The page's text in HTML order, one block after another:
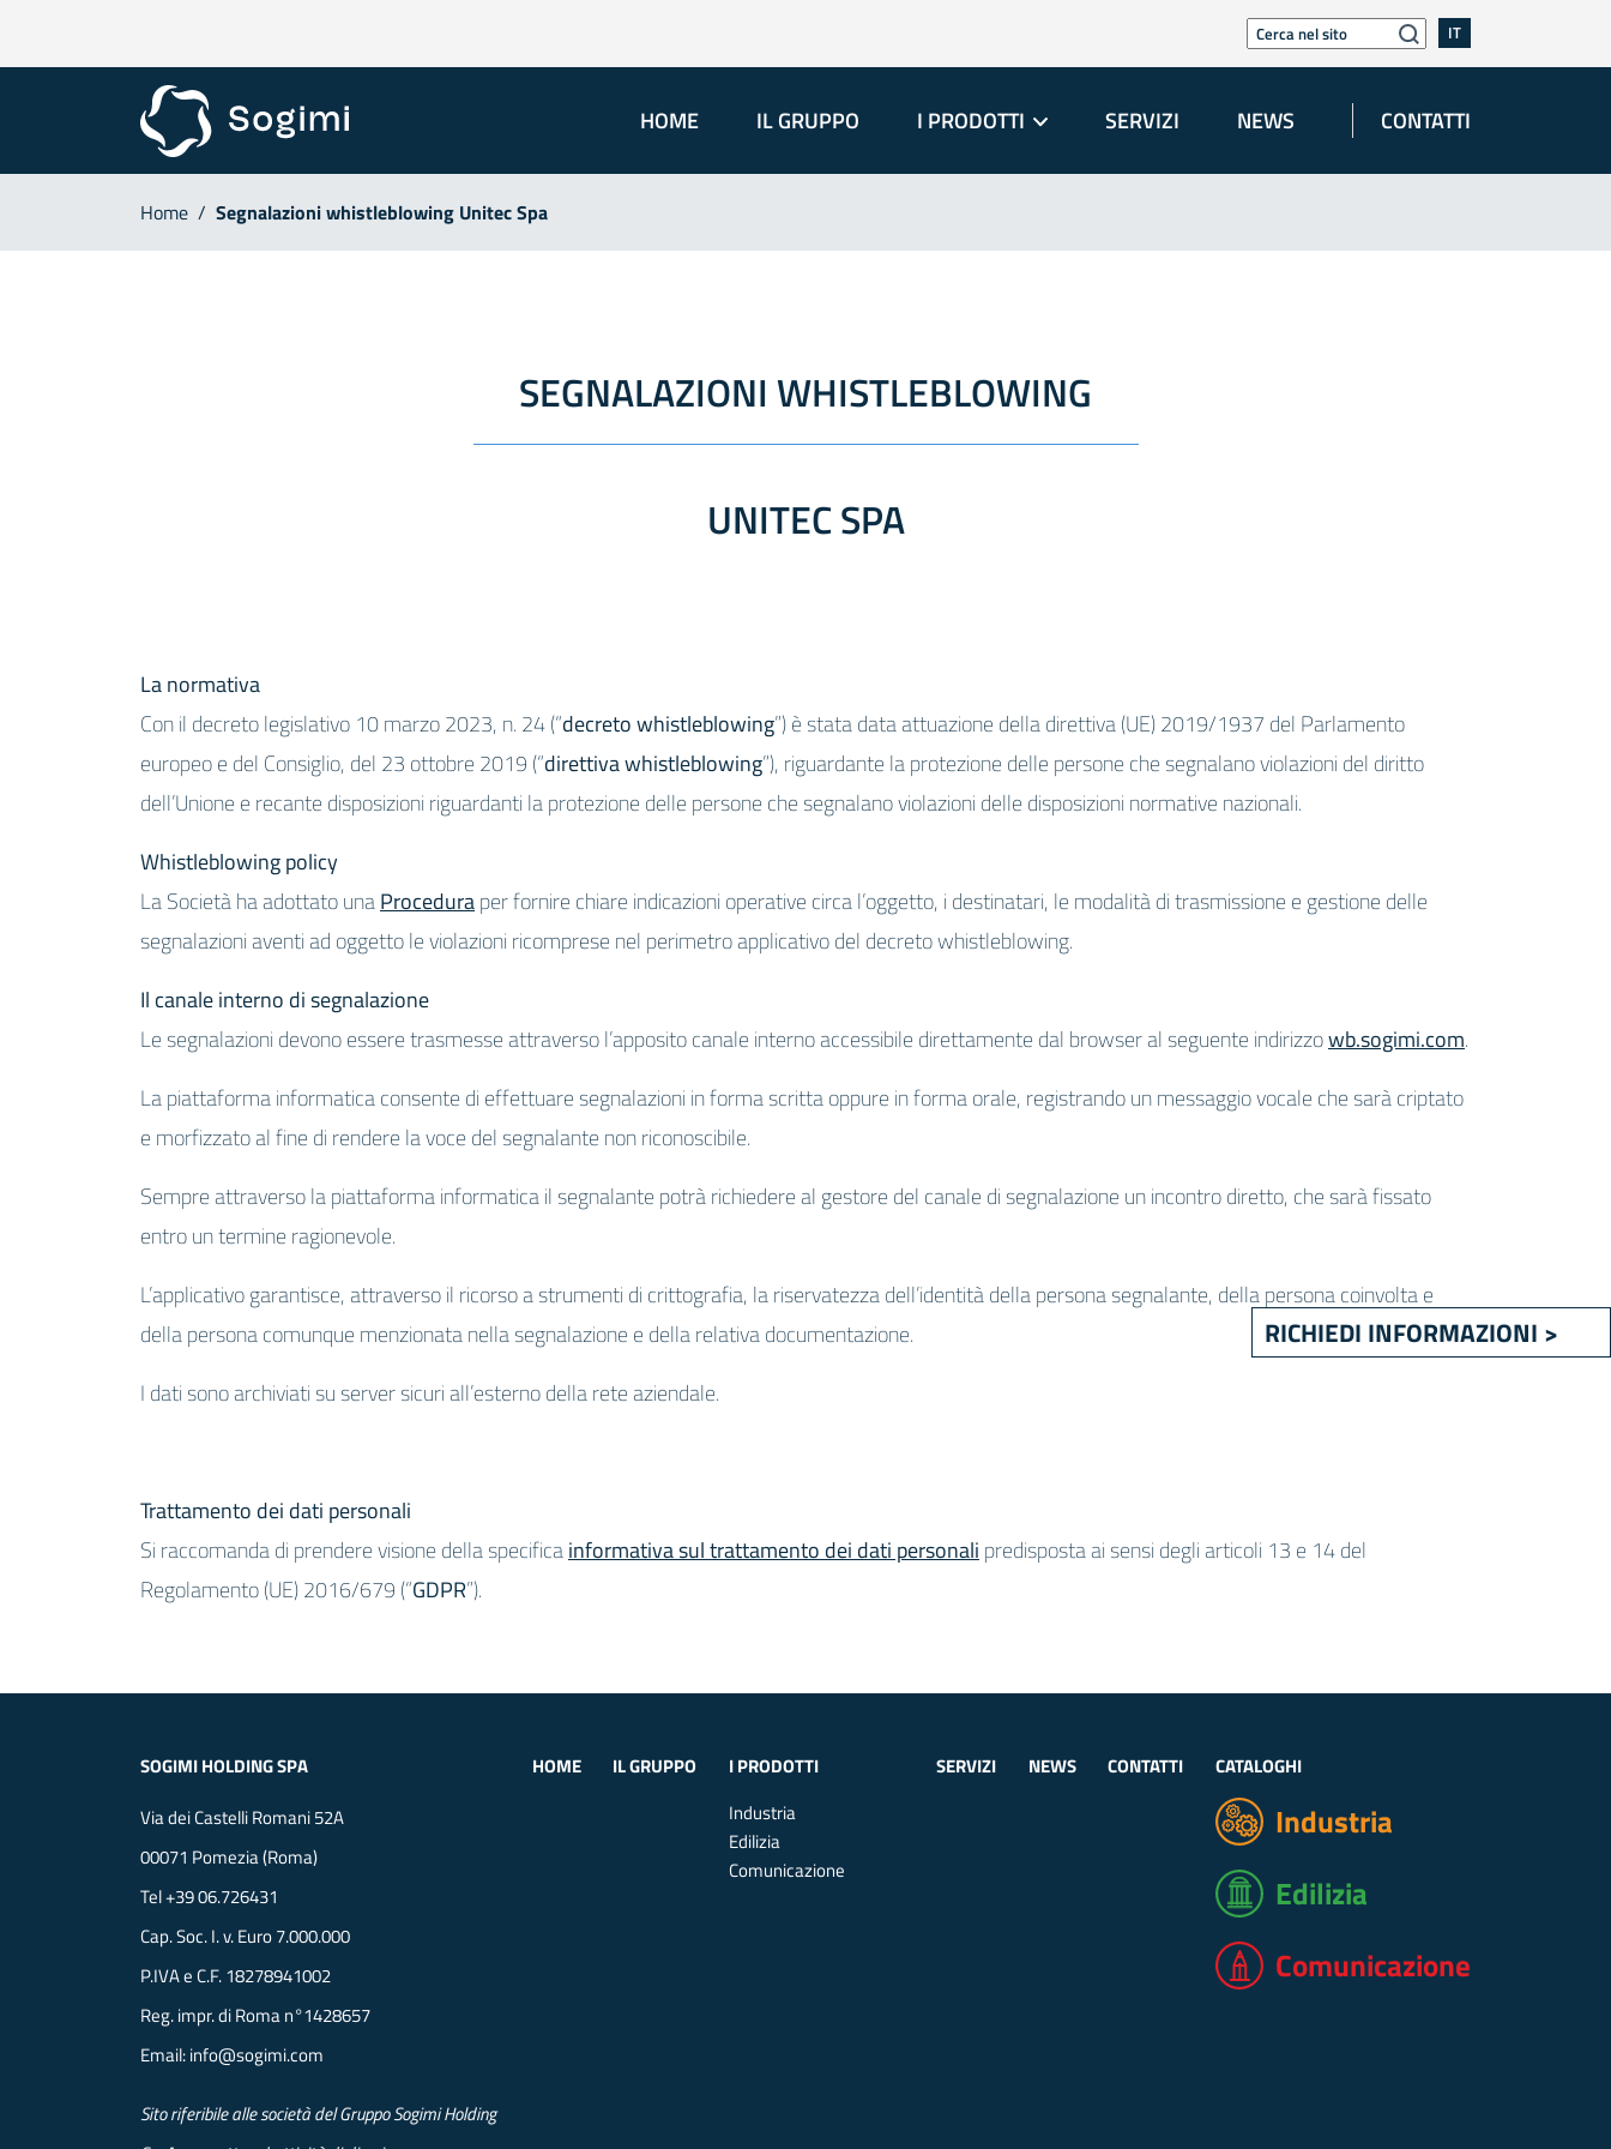
IT
HOME IL GRUPPO I PRODOTTI SERVIZI NEWS CONTATTI
RICHIEDI INFORMAZIONI >
Home / Segnalazioni whistleblowing Unitec Spa
SEGNALAZIONI WHISTLEBLOWING
UNITEC SPA
La normativa
Con il decreto legislativo 10 marzo 2023, n. 24 (“decreto whistleblowing”) è stata data attuazione della direttiva (UE) 2019/1937 del Parlamento
europeo e del Consiglio, del 23 ottobre 2019 (“direttiva whistleblowing”), riguardante la protezione delle persone che segnalano violazioni del diritto
dell’Unione e recante disposizioni riguardanti la protezione delle persone che segnalano violazioni delle disposizioni normative nazionali.
Whistleblowing policy
La Società ha adottato unaProceduraper fornire chiare indicazioni operative circa l’oggetto, i destinatari, le modalità di trasmissione e gestione delle
segnalazioni aventi ad oggetto le violazioni ricomprese nel perimetro applicativo del decreto whistleblowing.
Il canale interno di segnalazione
Le segnalazioni devono essere trasmesse attraverso l’apposito canale interno accessibile direttamente dal browser al seguente indirizzowb.sogimi.com.
La piattaforma informatica consente di effettuare segnalazioni in forma scritta oppure in forma orale, registrando un messaggio vocale che sarà criptato
e morfizzato al fine di rendere la voce del segnalante non riconoscibile.
Sempre attraverso la piattaforma informatica il segnalante potrà richiedere al gestore del canale di segnalazione un incontro diretto, che sarà fissato
entro un termine ragionevole.
L’applicativo garantisce, attraverso il ricorso a strumenti di crittografia, la riservatezza dell’identità della persona segnalante, della persona coinvolta e
della persona comunque menzionata nella segnalazione e della relativa documentazione.
I dati sono archiviati su server sicuri all’esterno della rete aziendale.
Trattamento dei dati personali
Si raccomanda di prendere visione della specificainformativa sul trattamento dei dati personali predisposta ai sensi degli articoli 13 e 14 del
Regolamento (UE) 2016/679 (“GDPR”).
SOGIMI HOLDING SPA
Via dei Castelli Romani 52A
00071 Pomezia (Roma)
Tel+39 06.726431
Cap. Soc. I. v. Euro 7.000.000
P.IVA e C.F. 18278941002
Reg. impr. di Roma n°1428657
Email:info@sogimi.com
Sito riferibile alle società del Gruppo Sogimi Holding
HOME IL GRUPPO
I PRODOTTI
Industria
Edilizia
Comunicazione
SERVIZI NEWS CONTATTI CATALOGHI
Industria
Edilizia
Comunicazione